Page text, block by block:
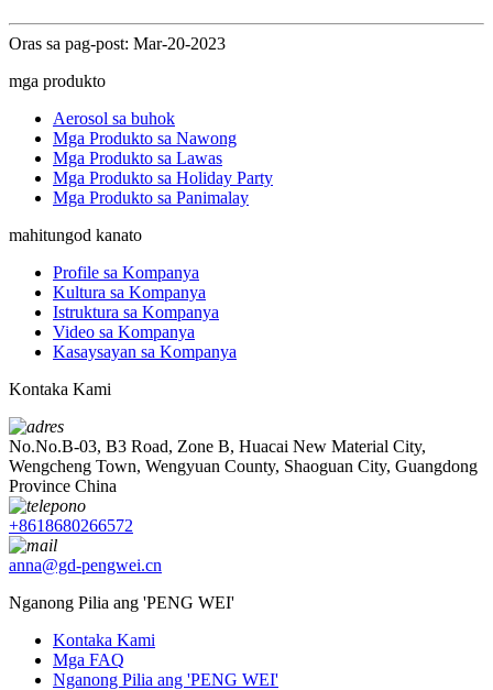
Oras sa pag-post: Mar-20-2023
mga produkto
Aerosol sa buhok
Mga Produkto sa Nawong
Mga Produkto sa Lawas
Mga Produkto sa Holiday Party
Mga Produkto sa Panimalay
mahitungod kanato
Profile sa Kompanya
Kultura sa Kompanya
Istruktura sa Kompanya
Video sa Kompanya
Kasaysayan sa Kompanya
Kontaka Kami
No.No.B-03, B3 Road, Zone B, Huacai New Material City,
Wengcheng Town, Wengyuan County, Shaoguan City, Guangdong
Province China
+8618680266572
anna@gd-pengwei.cn
Nganong Pilia ang 'PENG WEI'
Kontaka Kami
Mga FAQ
Nganong Pilia ang 'PENG WEI'